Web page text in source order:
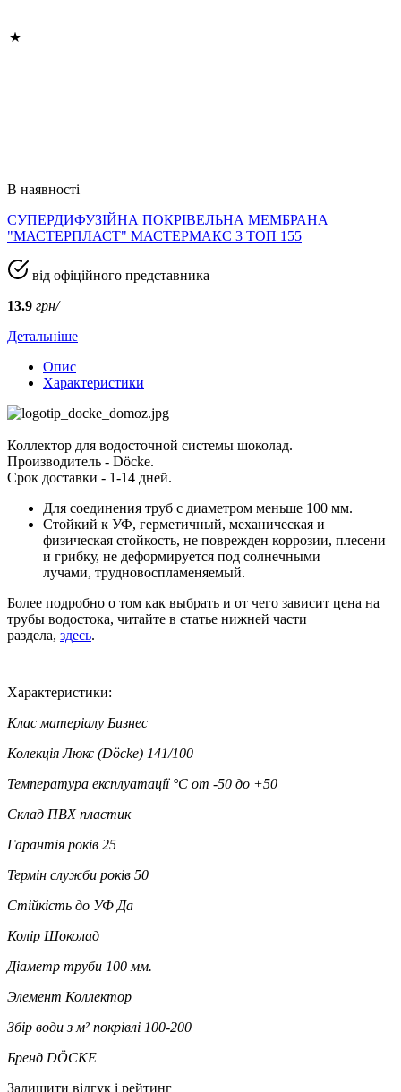
В наявності
СУПЕРДИФУЗІЙНА ПОКРІВЕЛЬНА МЕМБРАНА
"МАСТЕРПЛАСТ" МАСТЕРМАКС 3 ТОП 155
від офіційного представника
13.9 грн/
Детальніше
Опис
Характеристики
Коллектор для водосточной системы шоколад.
Производитель - Döcke.
Срок доставки - 1-14 дней.
Для соединения труб с диаметром меньше 100 мм.
Стойкий к УФ, герметичный, механическая и
физическая стойкость, не поврежден коррозии, плесени
и грибку, не деформируется под солнечными
лучами, трудновоспламеняемый.
Более подробно о том как выбрать и от чего зависит цена на
трубы водостока, читайте в статье нижней части
раздела, здесь.
Характеристики:
Клас матеріалу Бизнес
Колекція Люкс (Döcke) 141/100
Температура експлуатації °C от -50 до +50
Склад ПВХ пластик
Гарантія років 25
Термін служби років 50
Стійкість до УФ Да
Колір Шоколад
Діаметр труби 100 мм.
Элемент Коллектор
Збір води з м² покрівлі 100-200
Бренд DÖCKE
Залишити відгук і рейтинг